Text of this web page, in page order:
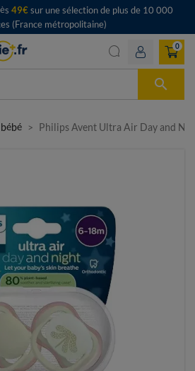
49€sur une sélection de plus de 10 000
(France métropolitaine)

0
Philips Avent Ultra Air Day and